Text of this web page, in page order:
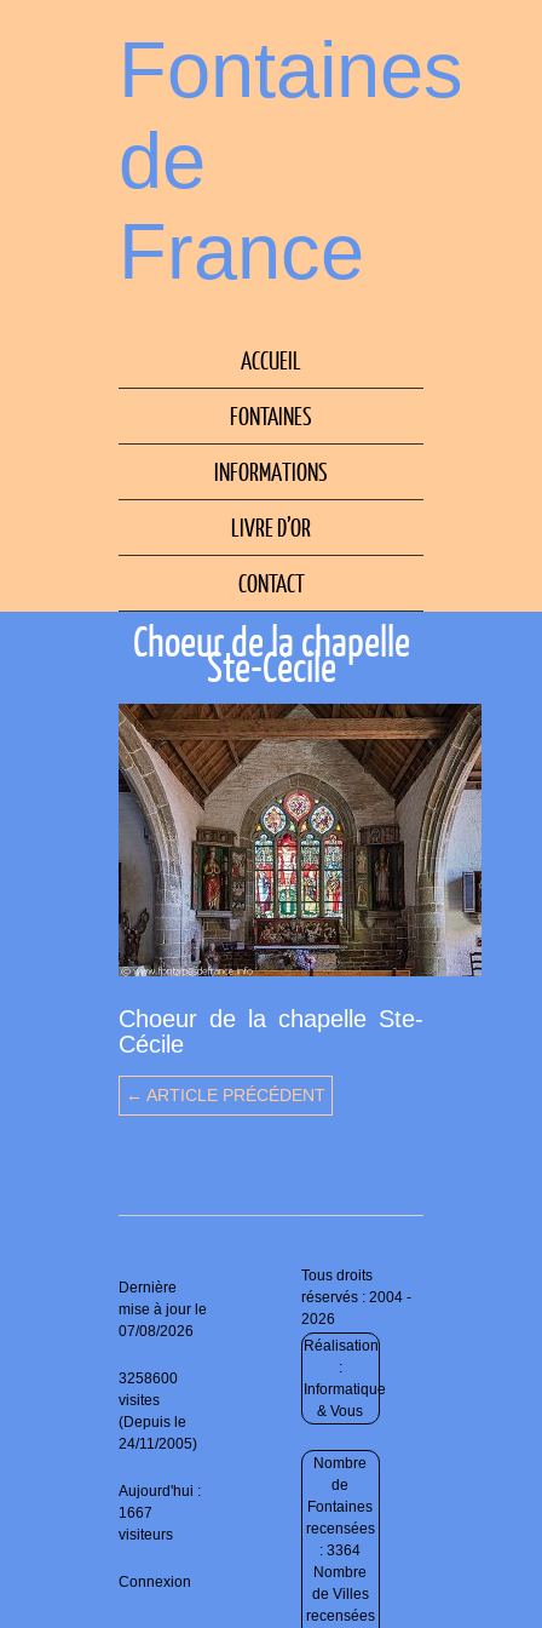
Fontaines
de
France
ACCUEIL
FONTAINES
INFORMATIONS
LIVRE D’OR
CONTACT
Choeur de la chapelle
Ste-Cécile
Choeur de la chapelle Ste-
Cécile
← ARTICLE PRÉCÉDENT
Dernière
mise à jour le
07/08/2026
3258600
visites
(Depuis le
24/11/2005)
Aujourd'hui :
1667
visiteurs
Connexion
Tous droits
réservés : 2004 -
2026
Réalisation
:
Informatique
& Vous
Nombre
de
Fontaines
recensées
: 3364
Nombre
de Villes
recensées